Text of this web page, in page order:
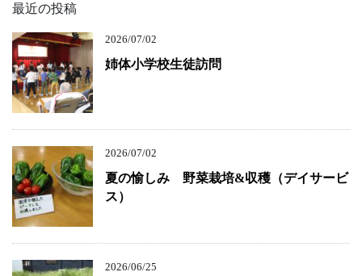
最近の投稿
2026/07/02
姉体小学校生徒訪問
2026/07/02
夏の愉しみ 野菜栽培&収穫（デイサービ
ス）
2026/06/25